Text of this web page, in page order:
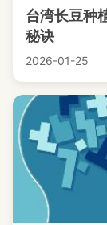
台湾长豆种
秘诀
2026-01-25